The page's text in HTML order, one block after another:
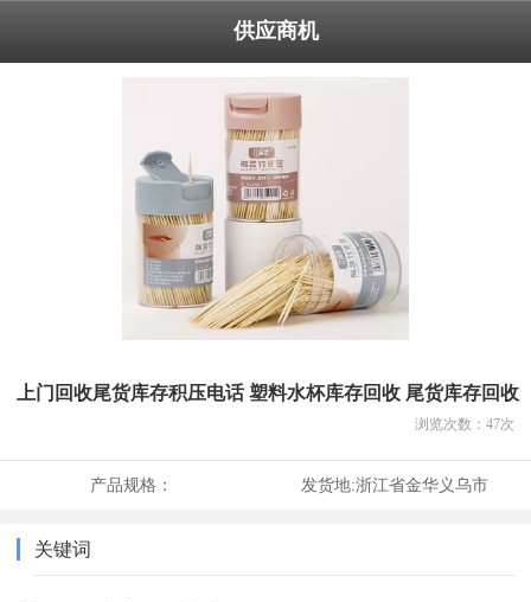
供应商机
上门回收尾货库存积压电话 塑料水杯库存回收 尾货库存回收
浏览次数： 47次
产品规格： 发货地:浙江省金华义乌市
关键词